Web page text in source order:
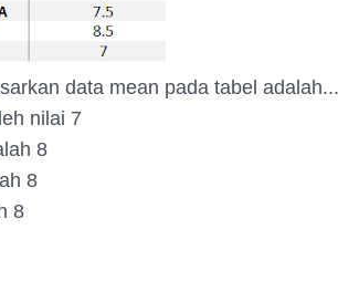
data mean pada tabel adalah...
nilai 7
8
8
8